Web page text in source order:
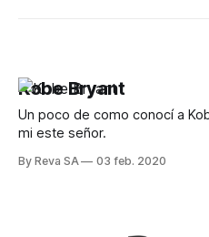
Kobe Bryant
Un poco de como conocí a
mi este señor.
By Reva SA 03 feb. 2020